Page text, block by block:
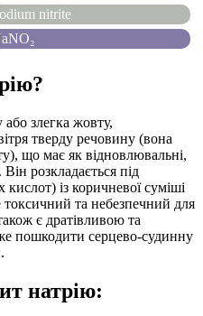
nitrite
злегка жовту,
тверду речовину (вона
що має як відновлювальні,
розкладається під
із коричневої суміші
та небезпечний для
є дратівливою та
пошкодити серцево-судинну
натрію: